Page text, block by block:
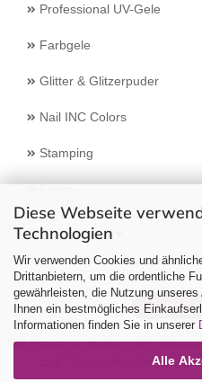
Diese Webseite
Technologien
Wir verwenden Cookies und
Drittanbietern, um die ordentliche
gewährleisten, die Nutzung
Ihnen ein bestmögliches
Informationen finden Sie in unserer
Alle
Professional UV-Gele
Farbgele
Glitter & Glitzerpuder
Nail INC Colors
Stamping
Feilen
Select Language
Vertrag
Alle Preise verstehen sich
Versandkostensoweit